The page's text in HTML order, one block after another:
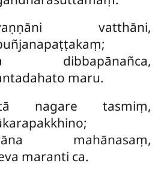
vatthāni,
dibbapānañca,
maru.
nagare tasmiṃ,
mahānasaṃ,
maranti ca.